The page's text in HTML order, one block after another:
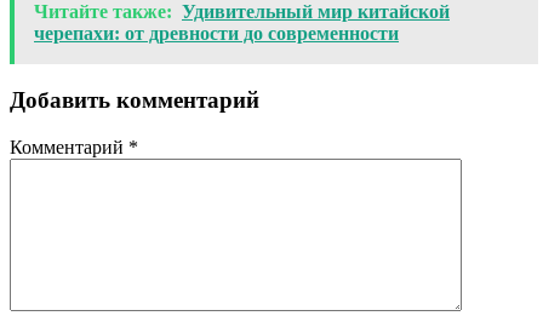
Читайте также: Удивительный мир китайской
черепахи: от древности до современности
Добавить комментарий
Комментарий *